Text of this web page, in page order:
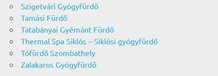
Szigetvári Gyógyfürdő
Tamási Fürdő
Tatabányai Gyémánt Fürdő
Thermal Spa Siklós – Siklósi gyógyfürdő
Tófürdő Szombathely
Zalakaros Gyógyfürdő